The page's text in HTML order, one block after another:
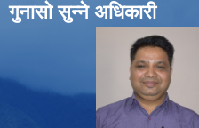
गुनासो सुन्ने अधिकारी